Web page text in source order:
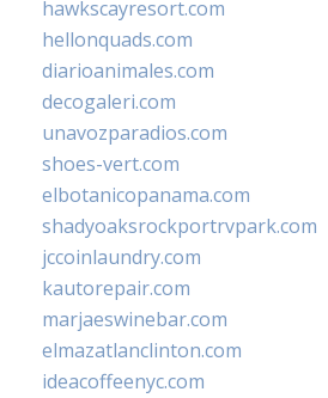
hawkscayresort.com
hellonquads.com
diarioanimales.com
decogaleri.com
unavozparadios.com
shoes-vert.com
elbotanicopanama.com
shadyoaksrockportrvpark.com
jccoinlaundry.com
kautorepair.com
marjaeswinebar.com
elmazatlanclinton.com
ideacoffeenyc.com